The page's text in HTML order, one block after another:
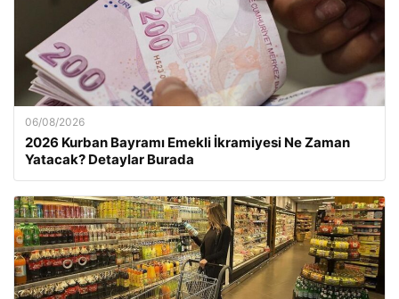
06/08/2026
2026 Kurban Bayramı Emekli İkramiyesi Ne Zaman
Yatacak? Detaylar Burada